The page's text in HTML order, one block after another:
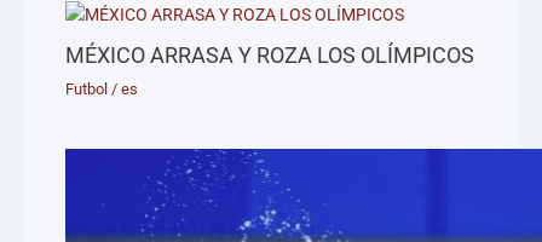
MÉXICO ARRASA Y ROZA LOS OLÍMPICOS
Futbol /es